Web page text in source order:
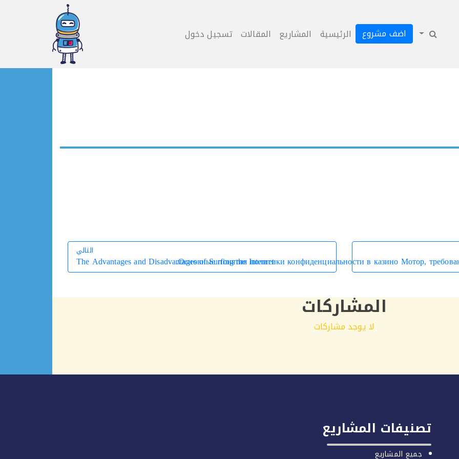
اضف مشروع الرئيسية المشاريع المقالات تسجيل دخول
Основные понятия политики конфиденциальности в казино Мотор,
التالي
التالي
The Advantages and Disadvantages of Surfing the Internet
المشاركات
لا يوجد مشاركات
تصنيفات المشاريع
جميع المشاريع